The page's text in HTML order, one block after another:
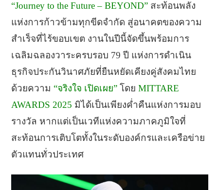
“Journey to the Future – BEYOND”สะท้อนพลัง
แห่งการก้าวข้ามทุกขีดจำกัด สู่อนาคตของความ
สำเร็จที่ไร้ขอบเขต งานในปีนี้จัดขึ้นพร้อมการ
เฉลิมฉลองวาระครบรอบ 79 ปี แห่งการดำเนิน
ธุรกิจประกันวินาศภัยที่ยืนหยัดเคียงคู่สังคมไทย
ด้วยความ “จริงใจ เปิดเผย”โดย MITTARE
AWARDS 2025 มิได้เป็นเพียงค่ำคืนแห่งการมอบ
รางวัล หากแต่เป็นเวทีแห่งความภาคภูมิใจที่
สะท้อนการเติบโตทั้งในระดับองค์กรและเครือข่าย
ตัวแทนทั่วประเทศ